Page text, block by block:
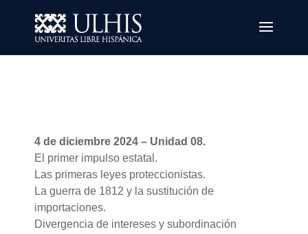
4 de diciembre 2024 – Unidad 08.
El primer impulso estatal.
Las primeras leyes proteccionistas.
La guerra de 1812 y la sustitución de
importaciones.
Divergencia de intereses y subordinación